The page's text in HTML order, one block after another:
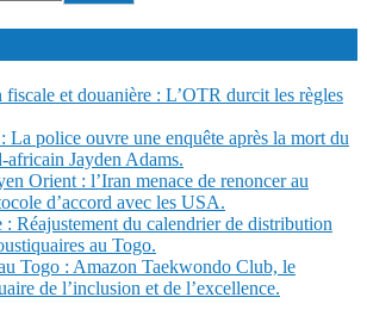
et douanière : L’OTR durcit les règles
La police ouvre une enquête après la mort du
africain Jayden Adams.
Orient : l’Iran menace de renoncer au
d’accord avec les USA.
: Réajustement du calendrier de distribution
au Togo.
Togo : Amazon Taekwondo Club, le
de l’inclusion et de l’excellence.